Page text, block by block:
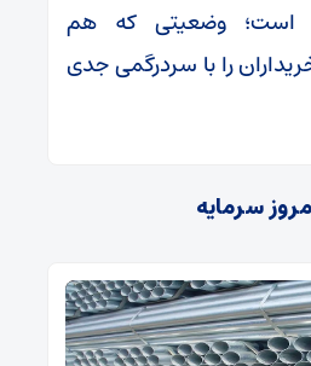
است؛ وضعیتی که هم
را با سردرگمی جدی
سرمایه